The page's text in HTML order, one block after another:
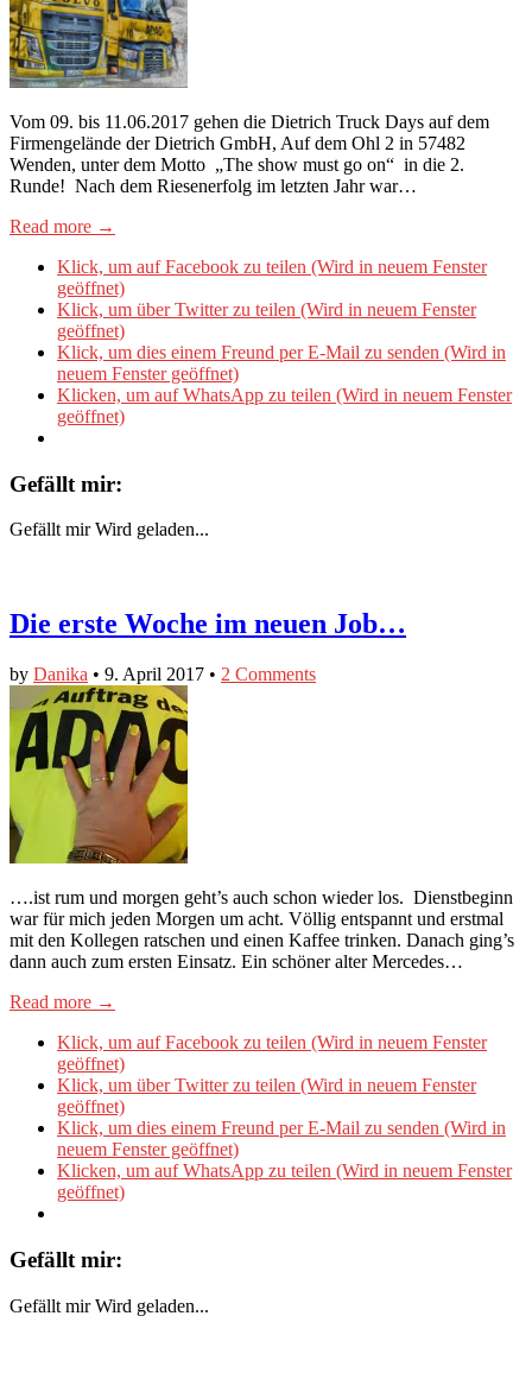
Vom 09. bis 11.06.2017 gehen die Dietrich Truck Days auf dem
Firmengelände der Dietrich GmbH, Auf dem Ohl 2 in 57482
Wenden, unter dem Motto „The show must go on“ in die 2.
Runde! Nach dem Riesenerfolg im letzten Jahr war…
Read more →
Klick, um auf Facebook zu teilen (Wird in neuem Fenster
geöffnet)
Klick, um über Twitter zu teilen (Wird in neuem Fenster
geöffnet)
Klick, um dies einem Freund per E-Mail zu senden (Wird in
neuem Fenster geöffnet)
Klicken, um auf WhatsApp zu teilen (Wird in neuem Fenster
geöffnet)
Gefällt mir:
Gefällt mir Wird geladen...
Die erste Woche im neuen Job…
by Danika • 9. April 2017 • 2 Comments
….ist rum und morgen geht’s auch schon wieder los. Dienstbeginn
war für mich jeden Morgen um acht. Völlig entspannt und erstmal
mit den Kollegen ratschen und einen Kaffee trinken. Danach ging’s
dann auch zum ersten Einsatz. Ein schöner alter Mercedes…
Read more →
Klick, um auf Facebook zu teilen (Wird in neuem Fenster
geöffnet)
Klick, um über Twitter zu teilen (Wird in neuem Fenster
geöffnet)
Klick, um dies einem Freund per E-Mail zu senden (Wird in
neuem Fenster geöffnet)
Klicken, um auf WhatsApp zu teilen (Wird in neuem Fenster
geöffnet)
Gefällt mir:
Gefällt mir Wird geladen...